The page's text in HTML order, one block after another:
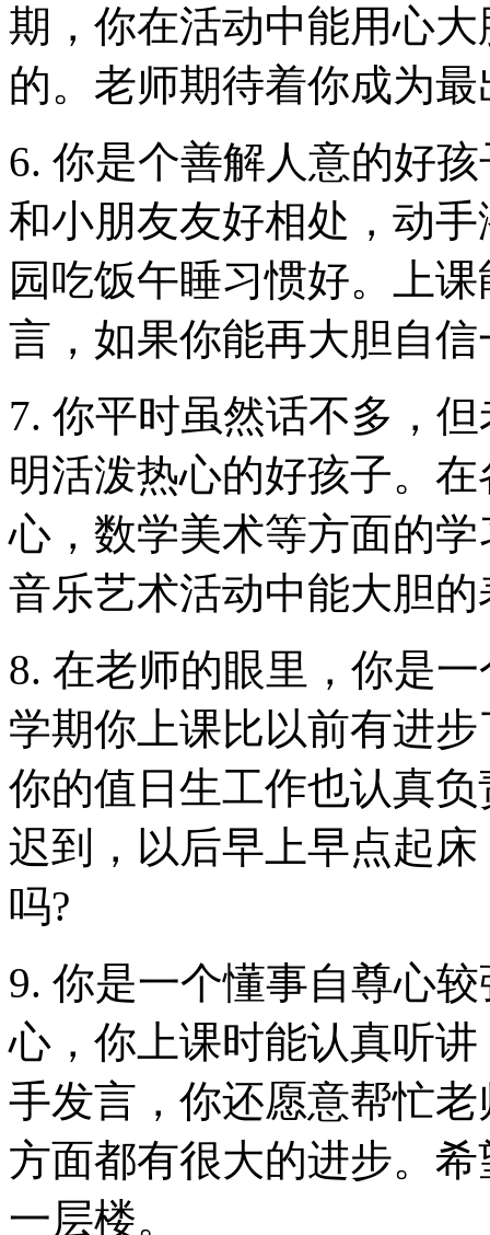
期，你在活动中能用心
的。老师期待着你成为
6. 你是个善解人意的好
和小朋友友好相处，动
园吃饭午睡习惯好。上
言，如果你能再大胆自
7. 你平时虽然话不多，
明活泼热心的好孩子。
心，数学美术等方面的
音乐艺术活动中能大胆
8. 在老师的眼里，你是
学期你上课比以前有进
你的值日生工作也认真
迟到，以后早上早点起
吗?
9. 你是一个懂事自尊心
心，你上课时能认真听
手发言，你还愿意帮忙
方面都有很大的进步。
一层楼。